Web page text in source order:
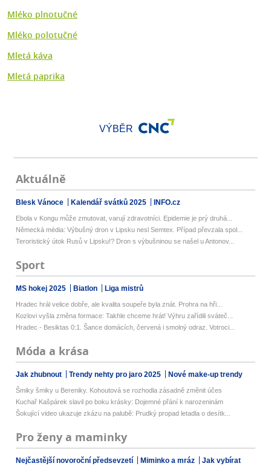
Mléko plnotučné
Mléko polotučné
Mletá káva
Mletá paprika
VÝBĚR
Aktuálně
Blesk Vánoce Kalendář svátků 2025 INFO.cz
Ebola v Kongu může zmutovat, varují zdravotníci. Epidemie je prý druhá...
Německá média: Výbušný dron v Lipsku nesl Semtex. Případ převzala spol...
Teroristický útok Rusů v Lipsku!? Dron s výbušninou se našel u Antonov...
Sport
MS hokej 2025 Biatlon Liga mistrů
Hradec hrál velice dobře, ale kvalita soupeře byla znát. Prohra na hři...
Kozlovi vyšla změna formace: Takhle chceme hrát! Výhru zařídili sváteč...
Hradec - Besiktas 0:1. Šance domácích, červená i smolný odraz. Votroci...
Móda a krása
Jak zhubnout Trendy nehty pro jaro 2025 Nové make-up trendy
Šmiky šmiky u Bereniky. Kohoutová se rozhodla zásadně změnit účes
Kuchař Kašpárek slavil po boku krásky: Dojemné přání k narozeninám
Šokující video ukazuje zkázu na palubě: Prudký propad letadla o desítk...
Pro ženy a maminky
Nejčastější novoroční předsevzetí Miminko a mráz
Jak vybírat